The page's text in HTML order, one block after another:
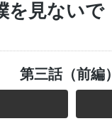
を見ないで
第三話（前編）